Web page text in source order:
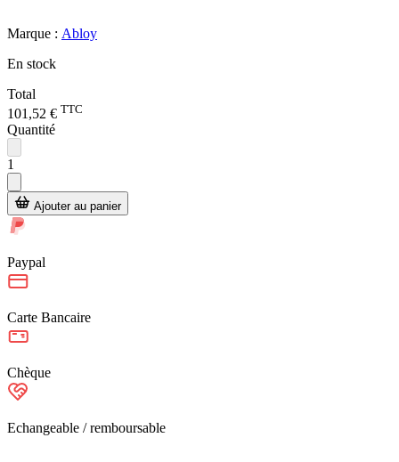
Marque : Abloy
En stock
Total
101,52 € TTC
Quantité
1
Ajouter au panier
Paypal
Carte Bancaire
Chèque
Echangeable / remboursable